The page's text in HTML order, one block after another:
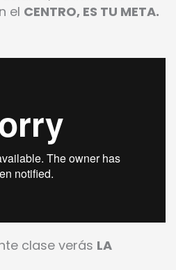
el CENTRO, ES TU META.
clase verás LA